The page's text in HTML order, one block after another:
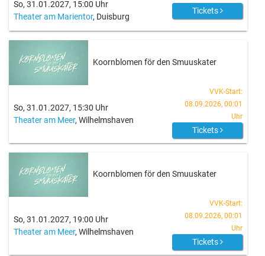
So, 31.01.2027, 15:00 Uhr
Theater am Marientor, Duisburg
Tickets
Koornblomen för den Smuuskater
So, 31.01.2027, 15:30 Uhr
Theater am Meer, Wilhelmshaven
VVK-Start:
08.09.2026, 00:01
Uhr
Tickets
Koornblomen för den Smuuskater
So, 31.01.2027, 19:00 Uhr
Theater am Meer, Wilhelmshaven
VVK-Start:
08.09.2026, 00:01
Uhr
Tickets